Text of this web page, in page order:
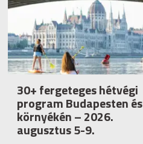
30+ fergeteges hétvégi
program Budapesten és
környékén – 2026.
augusztus 5-9.